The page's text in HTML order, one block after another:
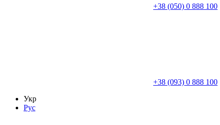
+38 (050) 0 888 100
+38 (093) 0 888 100
Укр
Рус